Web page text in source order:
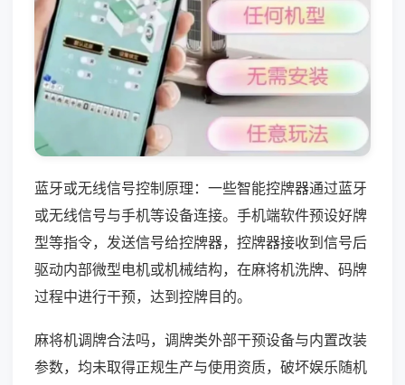
蓝牙或无线信号控制原理：一些智能控牌器通过蓝牙
或无线信号与手机等设备连接。手机端软件预设好牌
型等指令，发送信号给控牌器，控牌器接收到信号后
驱动内部微型电机或机械结构，在麻将机洗牌、码牌
过程中进行干预，达到控牌目的。
麻将机调牌合法吗，调牌类外部干预设备与内置改装
参数，均未取得正规生产与使用资质，破坏娱乐随机